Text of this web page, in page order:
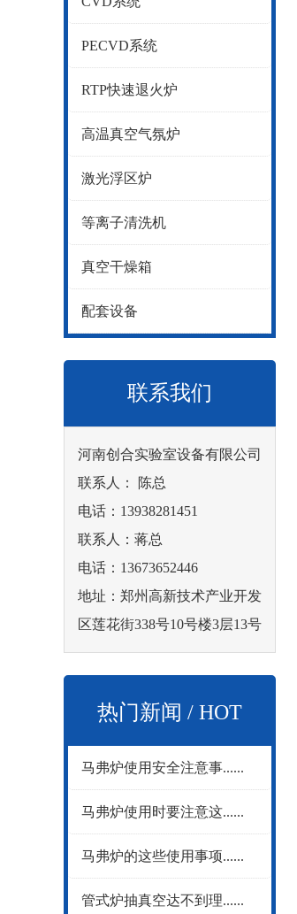
PECVD系统
RTP快速退火炉
高温真空气氛炉
激光浮区炉
等离子清洗机
真空干燥箱
配套设备
联系我们
河南创合实验室设备有限公司
联系人： 陈总
电话：13938281451
联系人：蒋总
电话：13673652446
地址：郑州高新技术产业开发
区莲花街338号10号楼3层13号
热门新闻 / HOT
NEWS
马弗炉使用安全注意事......
马弗炉使用时要注意这......
马弗炉的这些使用事项......
管式炉抽真空达不到理......